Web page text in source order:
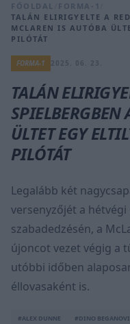
FŐOLDAL FORMA-1
TALÁN ELIRIGYELTE A
MCLAREN IS AUTÓBA
PILÓTÁT
FORMA-1
TALÁN
SPIELBERGBEN
ÜLTET EGY
PILÓTÁT
Legalább két
versenyzőjét a
szabadedzésén, a
újoncot vezet végig a
utóbbi időben
éllovasaként is.
#ALEX DUNNE #DINO